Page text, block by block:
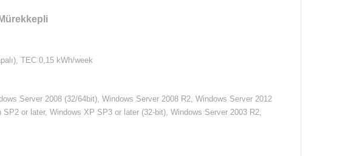
TEC 0,15 kWh/week
Server 2008 (32/64bit), Windows Server 2008 R2, Windows Server 2012
or later, Windows XP SP3 or later (32-bit), Windows Server 2003 R2,